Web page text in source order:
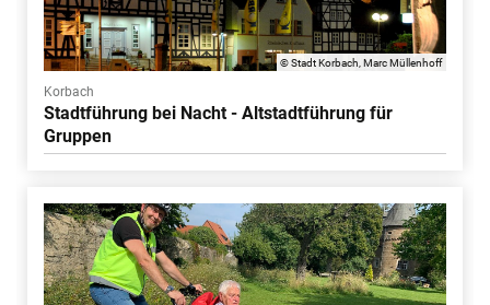
© Stadt Korbach, Marc Müllenhoff
Korbach
Stadtführung bei Nacht - Altstadtführung für
Gruppen